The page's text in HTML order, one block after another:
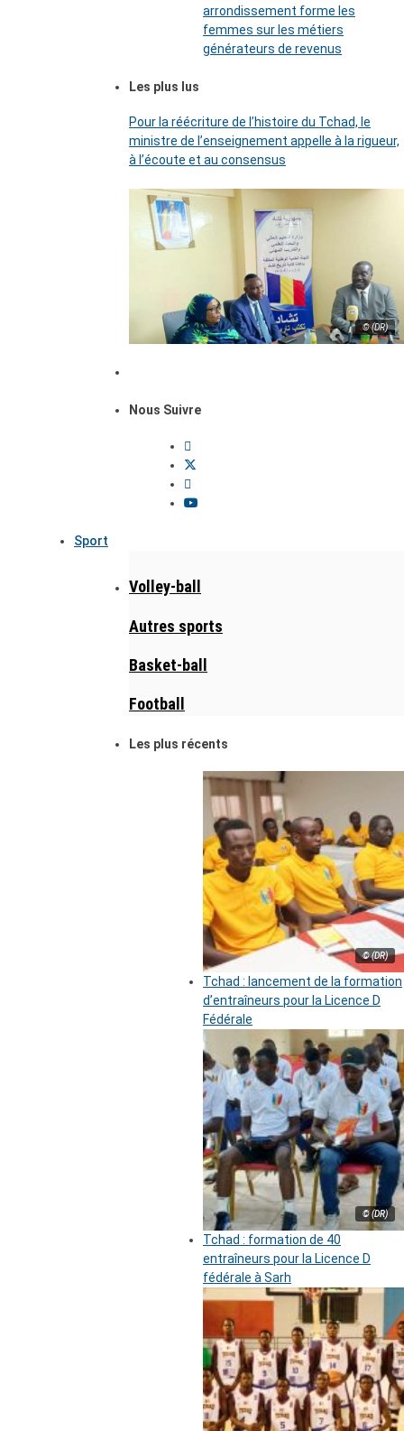
arrondissement forme les
femmes sur les métiers
générateurs de revenus
Les plus lus
Pour la réécriture de l’histoire du Tchad, le
ministre de l’enseignement appelle à la rigueur,
à l’écoute et au consensus
© (DR)
Nous Suivre
Sport
Volley-ball
Autres sports
Basket-ball
Football
Les plus récents
© (DR)
Tchad : lancement de la formation
d’entraîneurs pour la Licence D
Fédérale
© (DR)
Tchad : formation de 40
entraîneurs pour la Licence D
fédérale à Sarh